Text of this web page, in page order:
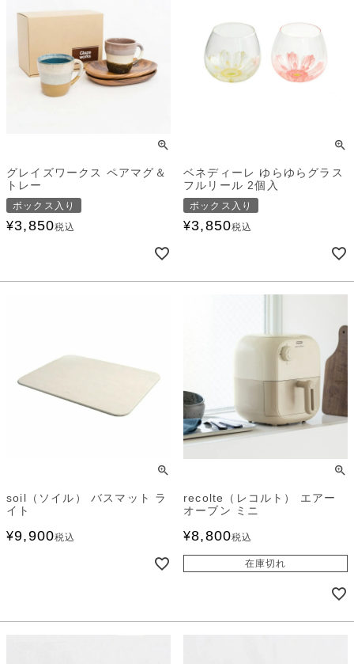
グレイズワークス ペアマグ＆
トレー
ボックス入り
¥3,850税込
ベネディーレ ゆらゆらグラス
フルリール 2個入
ボックス入り
¥3,850税込
soil（ソイル） バスマット ラ
イト
¥9,900税込
recolte（レコルト） エアー
オーブン ミニ
¥8,800税込
在庫切れ